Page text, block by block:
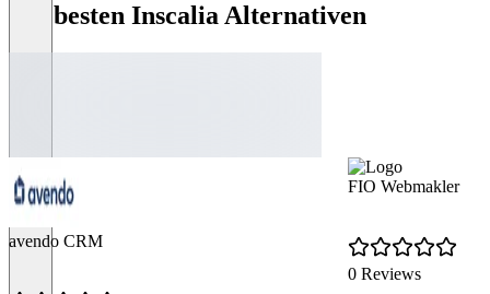
Die besten Inscalia Alternativen
avendo CRM
FIO Webmakler
0 Reviews